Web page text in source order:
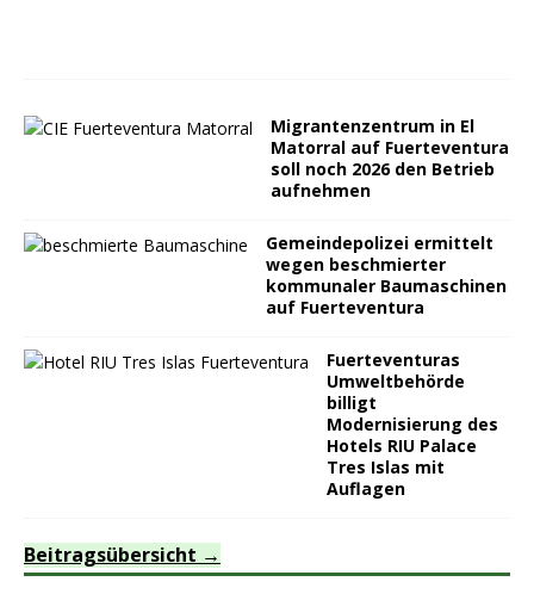
Migrantenzentrum in El
Matorral auf Fuerteventura
soll noch 2026 den Betrieb
aufnehmen
Gemeindepolizei ermittelt
wegen beschmierter
kommunaler Baumaschinen
auf Fuerteventura
Fuerteventuras
Umweltbehörde
billigt
Modernisierung des
Hotels RIU Palace
Tres Islas mit
Auflagen
Beitragsübersicht